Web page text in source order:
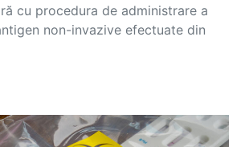
cu procedura de administrare a
non-invazive efectuate din